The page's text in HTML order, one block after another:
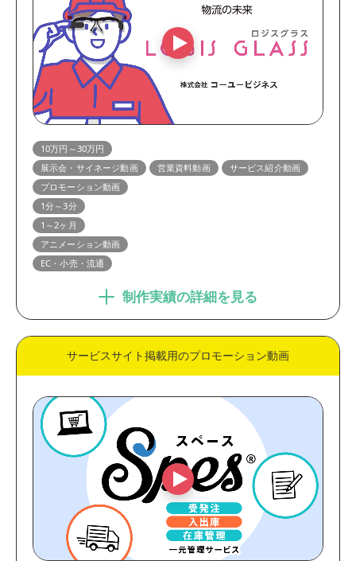
10万円～30万円
展示会・サイネージ動画
営業資料動画
サービス紹介動画
プロモーション動画
1分～3分
1～2ヶ月
アニメーション動画
EC・小売・流通
制作実績の詳細を見る
サービスサイト掲載用のプロモーション動画